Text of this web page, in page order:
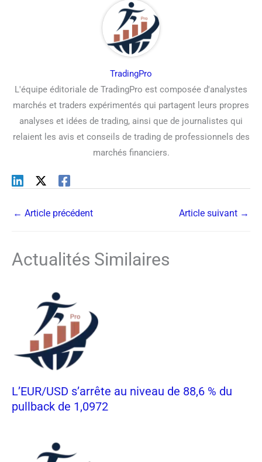
TradingPro
L'équipe éditoriale de TradingPro est composée d'analystes
marchés et traders expérimentés qui partagent leurs propres
analyses et idées de trading, ainsi que de journalistes qui
relaient les avis et conseils de trading de professionnels des
marchés financiers.
← Article précédent Article suivant →
Actualités Similaires
L’EUR/USD s’arrête au niveau de 88,6 % du
pullback de 1,0972